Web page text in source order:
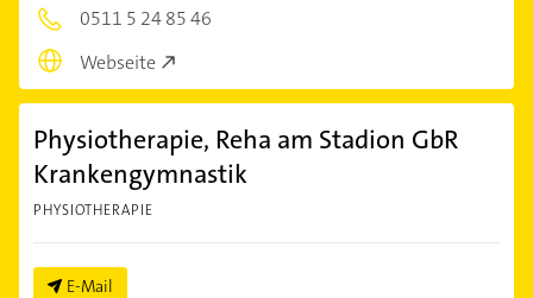
0511 5 24 85 46
Webseite
Physiotherapie, Reha am Stadion GbR
Krankengymnastik
PHYSIOTHERAPIE
E-Mail